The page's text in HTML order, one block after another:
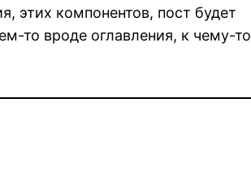
этих компонентов, пост будет
то вроде оглавления, к чему-то